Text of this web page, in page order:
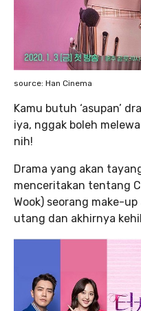
source: Han Cinema
Kamu butuh ‘asupan’
iya, nggak boleh
nih!
Drama yang akan
menceritakan tentang
Wook) seorang make-
utang dan akhirnya